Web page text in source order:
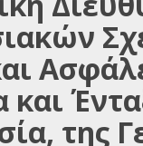
και
της